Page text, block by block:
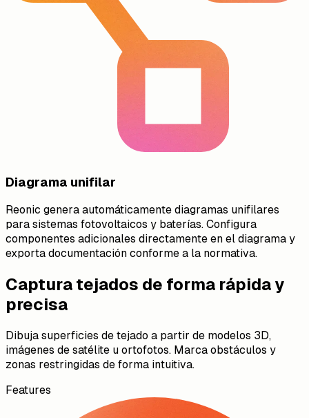
Diagrama unifilar
Reonic genera automáticamente diagramas unifilares
para sistemas fotovoltaicos y baterías. Configura
componentes adicionales directamente en el diagrama y
exporta documentación conforme a la normativa.
Captura tejados de forma rápida y
precisa
Dibuja superficies de tejado a partir de modelos 3D,
imágenes de satélite u ortofotos. Marca obstáculos y
zonas restringidas de forma intuitiva.
Features